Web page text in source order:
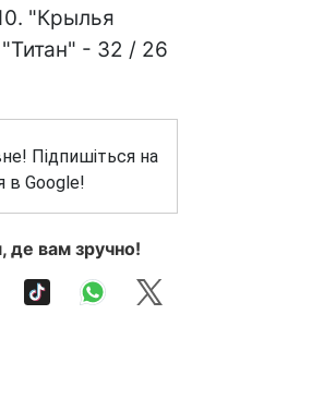
"Крылья
- 32 / 26
Підпишіться на
в Google!
де вам зручно!